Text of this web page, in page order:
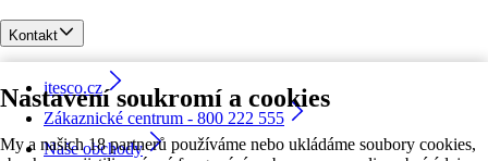
Nastavení soukromí a cookies
My a našich 18 partnerů používáme nebo ukládáme soubory cookies,
Kontakt
itesco.cz
Zákaznické centrum - 800 222 555
Naše obchody